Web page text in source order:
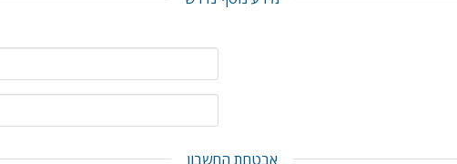
אבטחת החשבון